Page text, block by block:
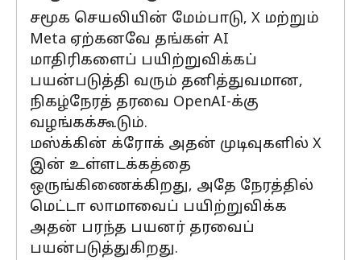
சமூக செயலியின் மேம்பாடு, X மற்றும்
Meta ஏற்கனவே தங்கள் AI
மாதிரிகளைப் பயிற்றுவிக்கப்
பயன்படுத்தி வரும் தனித்துவமான,
நிகழ்நேரத் தரவை OpenAI-க்கு
வழங்கக்கூடும்.
மஸ்க்கின் க்ரோக் அதன் முடிவுகளில் X
இன் உள்ளடக்கத்தை
ஒருங்கிணைக்கிறது, அதே நேரத்தில்
மெட்டா லாமாவைப் பயிற்றுவிக்க
அதன் பரந்த பயனர் தரவைப்
பயன்படுத்துகிறது.